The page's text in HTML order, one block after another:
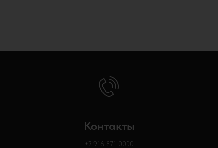
Контакты
+7 916 871 0000